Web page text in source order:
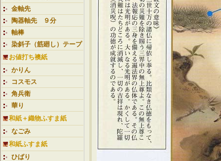
金軸先
陶器軸先 ９分
軸棒
染斜子（筋廻し）テープ
お値打ち襖紙
かりん
コスモス
角兵衛
華り
和紙＋織物ふすま紙
なごみ
和紙ふすま紙
ひばり